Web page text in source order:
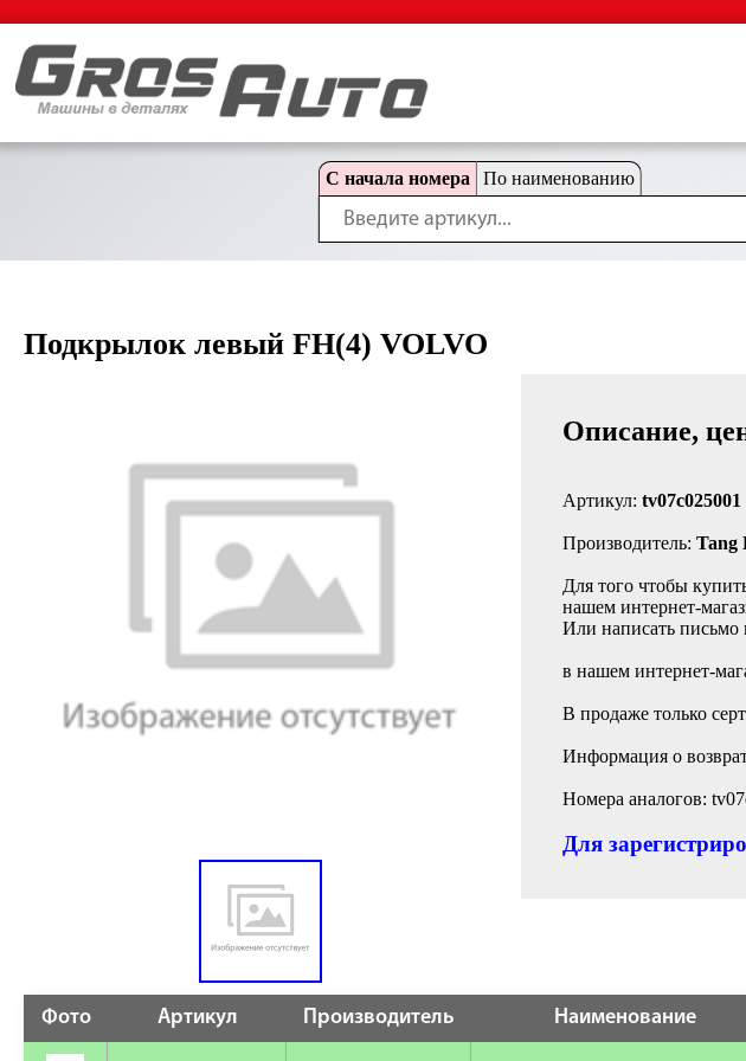
С начала номера По наименованию
Подкрылок левый FH(4) VOLVO
Описание,
Артикул: tv07c025001
Производитель: Tang
Для того чтобы
нашем интернет-
Или написать письмо
в нашем интернет-
В продаже только
Информация о
Номера аналогов:
Для
Фото Артикул Производитель Наименование